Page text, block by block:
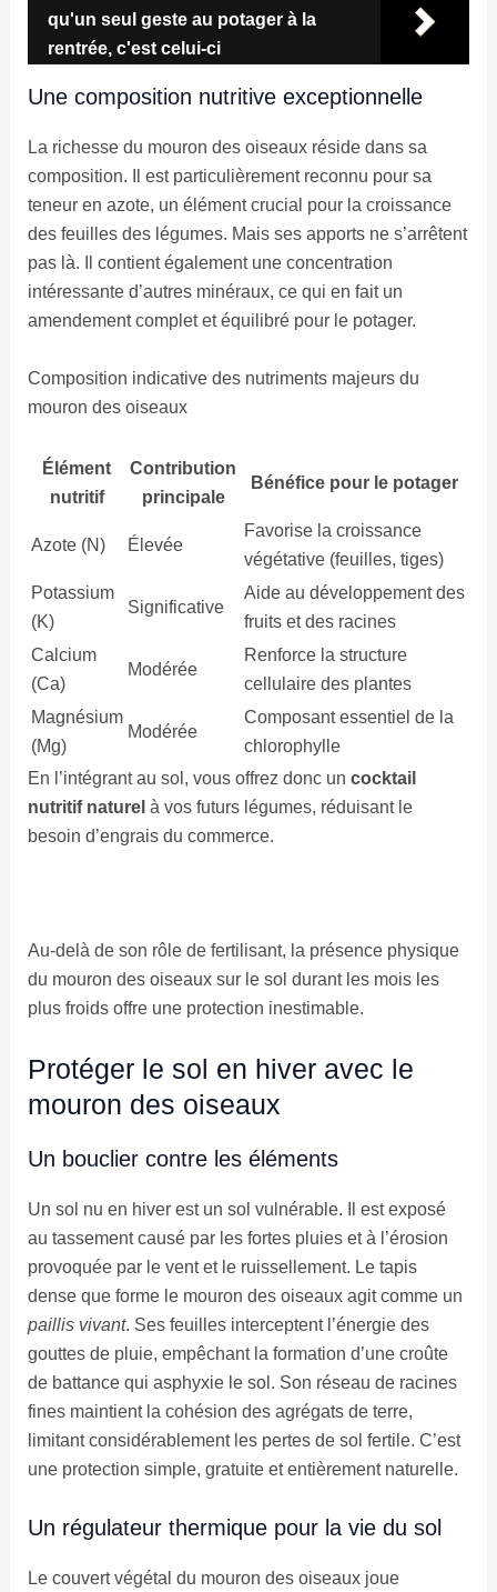
qu'un seul geste au potager à la
rentrée, c'est celui-ci
Une composition nutritive exceptionnelle
La richesse du mouron des oiseaux réside dans sa
composition. Il est particulièrement reconnu pour sa
teneur en azote, un élément crucial pour la croissance
des feuilles des légumes. Mais ses apports ne s’arrêtent
pas là. Il contient également une concentration
intéressante d’autres minéraux, ce qui en fait un
amendement complet et équilibré pour le potager.
Composition indicative des nutriments majeurs du
mouron des oiseaux
Élément
nutritif
Contribution
principale
Bénéfice pour le potager
Azote (N) Élevée
Favorise la croissance
végétative (feuilles, tiges)
Potassium
(K)
Significative
Aide au développement des
fruits et des racines
Calcium
(Ca)
Modérée
Renforce la structure
cellulaire des plantes
Magnésium
(Mg)
Modérée
Composant essentiel de la
chlorophylle
En l’intégrant au sol, vous offrez donc un cocktail
nutritif naturel à vos futurs légumes, réduisant le
besoin d’engrais du commerce.
Au-delà de son rôle de fertilisant, la présence physique
du mouron des oiseaux sur le sol durant les mois les
plus froids offre une protection inestimable.
Protéger le sol en hiver avec le
mouron des oiseaux
Un bouclier contre les éléments
Un sol nu en hiver est un sol vulnérable. Il est exposé
au tassement causé par les fortes pluies et à l’érosion
provoquée par le vent et le ruissellement. Le tapis
dense que forme le mouron des oiseaux agit comme un
paillis vivant. Ses feuilles interceptent l’énergie des
gouttes de pluie, empêchant la formation d’une croûte
de battance qui asphyxie le sol. Son réseau de racines
fines maintient la cohésion des agrégats de terre,
limitant considérablement les pertes de sol fertile. C’est
une protection simple, gratuite et entièrement naturelle.
Un régulateur thermique pour la vie du sol
Le couvert végétal du mouron des oiseaux joue